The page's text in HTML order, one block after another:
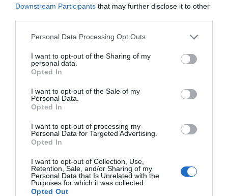
Downstream Participants that may further disclose it to other
Please note that this website/app uses one or more Google
not limited to your visit or usage behaviour. You may click to
grant or deny consent to Google and its third-party tags to
use your data for below specified purposes in below Google
consent section.
Personal Data Processing Opt Outs
I want to opt-out of the Sharing of my
personal data.
Opted In
I want to opt-out of the Sale of my
Personal Data.
Opted In
I want to opt-out of processing my
Personal Data for Targeted Advertising.
Opted In
I want to opt-out of Collection, Use,
Retention, Sale, and/or Sharing of my
Personal Data that Is Unrelated with the
Purposes for which it was collected.
Opted Out
Share Tweet